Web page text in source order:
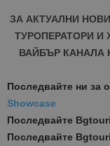
ЗА АКТУАЛНИ
ТУРОПЕРАТОРИ И
ВАЙБЪР КАНАЛА
Последвайте ни за
Showcase
Последвайте
Последвайте